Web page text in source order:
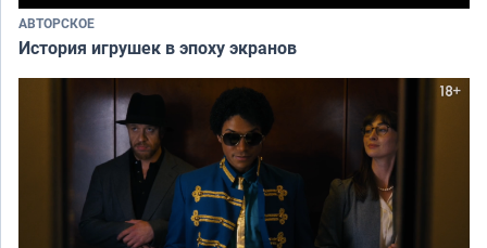
АВТОРСКОЕ
История игрушек в эпоху экранов